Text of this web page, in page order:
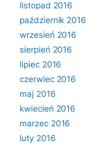
listopad 2016
październik 2016
wrzesień 2016
sierpień 2016
lipiec 2016
czerwiec 2016
maj 2016
kwiecień 2016
marzec 2016
luty 2016